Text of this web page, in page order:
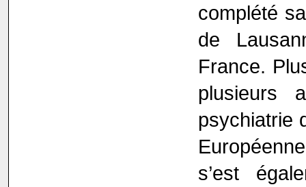
complété
de
France.
plusieurs
psychiatrie
s’est